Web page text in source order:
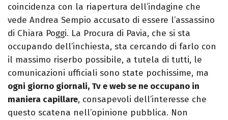
coincidenza con la riapertura dell’indagine che
vede Andrea Sempio accusato di essere l’assassino
di Chiara Poggi. La Procura di Pavia, che si sta
occupando dell’inchiesta, sta cercando di farlo con
il massimo riserbo possibile, a tutela di tutti, le
comunicazioni ufficiali sono state pochissime, ma
ogni giorno giornali, Tv e web se ne occupano in
maniera capillare, consapevoli dell’interesse che
questo scatena nell’opinione pubblica. Non